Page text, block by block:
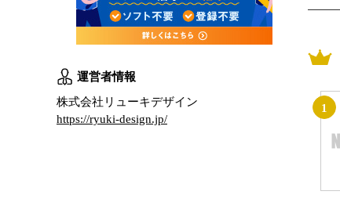
1
運営者情報
株式会社リューキデザイン
https://ryuki-design.jp/